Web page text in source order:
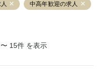
中高年歓迎の求人
15件 を表示